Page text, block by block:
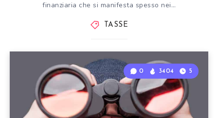
finanziaria che si manifesta spesso nei…
TASSE
0 3404 5